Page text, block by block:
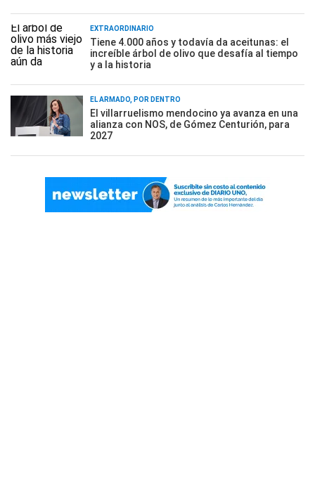
EXTRAORDINARIO
Tiene 4.000 años y todavía da aceitunas: el
increíble árbol de olivo que desafía al tiempo
y a la historia
EL ARMADO, POR DENTRO
El villarruelismo mendocino ya avanza en una
alianza con NOS, de Gómez Centurión, para
2027